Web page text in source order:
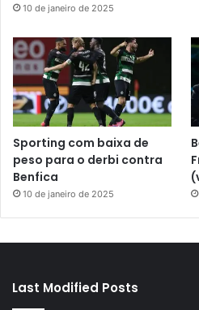
10 de janeiro de 2025
Sporting com baixa de
peso para o derbi contra
Benfica
10 de janeiro de 2025
Last Modified Posts